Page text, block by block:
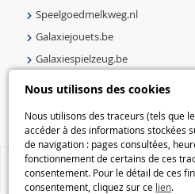
Nous utilisons des cookies
Nous utilisons des traceurs (tels que
accéder à des informations stockées
de navigation : pages consultées,
fonctionnement de certains de ces
consentement. Pour le détail de ces
consentement, cliquez sur ce lien.
Speelgoedmelkweg.nl
Galaxiejouets.be
Galaxiespielzeug.be